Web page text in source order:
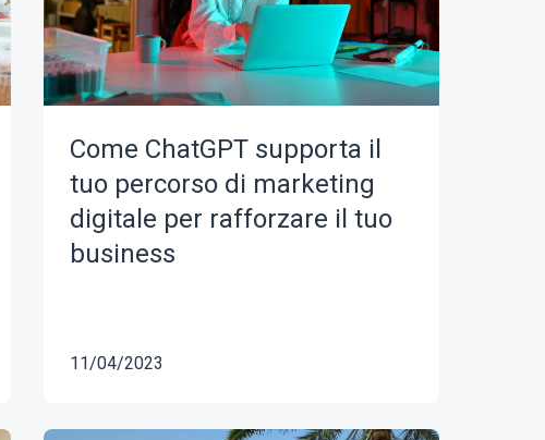
Come ChatGPT supporta il
tuo percorso di marketing
digitale per rafforzare il tuo
business
11/04/2023